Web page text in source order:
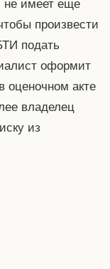
произвести
подать
оформит
оценочном акте
владелец
из